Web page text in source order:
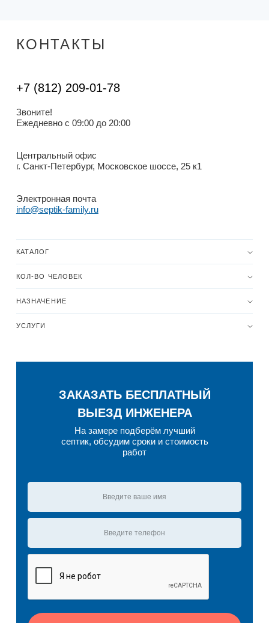
КОНТАКТЫ
+7 (812) 209-01-78
Звоните!
Ежедневно с 09:00 до 20:00
Центральный офис
г. Санкт-Петербург, Московское шоссе, 25 к1
Электронная почта
info@septik-family.ru
КАТАЛОГ
КОЛ-ВО ЧЕЛОВЕК
НАЗНАЧЕНИЕ
УСЛУГИ
ЗАКАЗАТЬ БЕСПЛАТНЫЙ
ВЫЕЗД ИНЖЕНЕРА
На замере подберём лучший
септик, обсудим сроки и стоимость
работ